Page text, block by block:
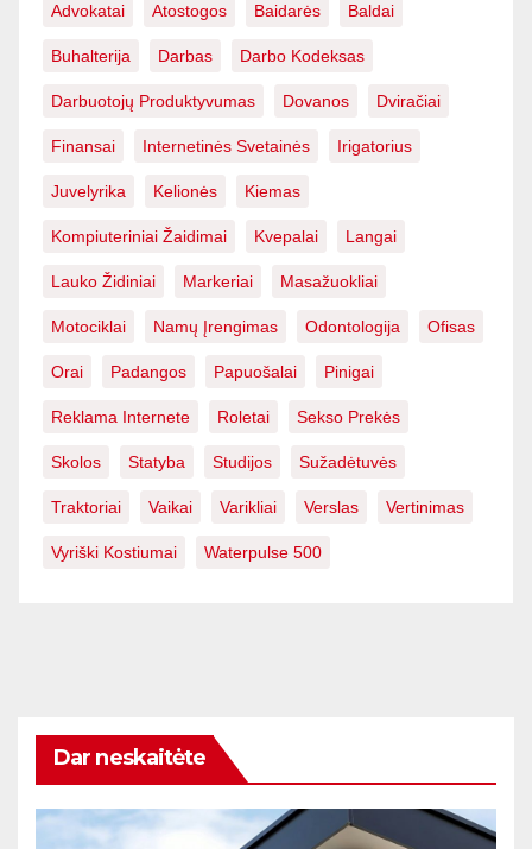
Advokatai Atostogos Baidarės Baldai
Buhalterija Darbas Darbo Kodeksas
Darbuotojų Produktyvumas Dovanos Dviračiai
Finansai Internetinės Svetainės Irigatorius
Juvelyrika Kelionės Kiemas
Kompiuteriniai Žaidimai Kvepalai Langai
Lauko Židiniai Markeriai Masažuokliai
Motociklai Namų Įrengimas Odontologija Ofisas
Orai Padangos Papuošalai Pinigai
Reklama Internete Roletai Sekso Prekės
Skolos Statyba Studijos Sužadėtuvės
Traktoriai Vaikai Varikliai Verslas Vertinimas
Vyriški Kostiumai Waterpulse 500
Dar neskaitėte